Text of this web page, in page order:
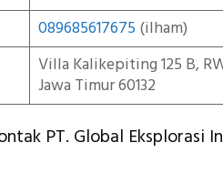
089685617675 (ilham)
Villa Kalikepiting 125 B,
Jawa Timur 60132
PT. Global Eksplorasi